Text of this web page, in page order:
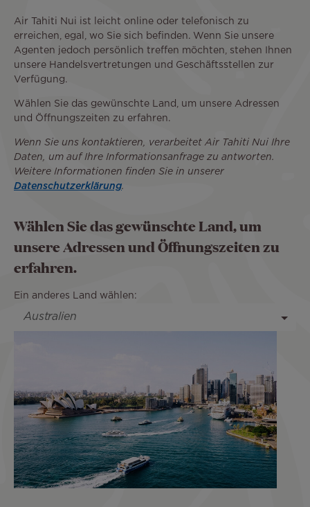
Air Tahiti Nui ist leicht online oder telefonisch zu
erreichen, egal, wo Sie sich befinden. Wenn Sie unsere
Agenten jedoch persönlich treffen möchten, stehen Ihnen
unsere Handelsvertretungen und Geschäftsstellen zur
Verfügung.
Wählen Sie das gewünschte Land, um unsere Adressen
und Öffnungszeiten zu erfahren.
Wenn Sie uns kontaktieren, verarbeitet Air Tahiti Nui Ihre
Daten, um auf Ihre Informationsanfrage zu antworten.
Weitere Informationen finden Sie in unserer
Datenschutzerklärung.
Wählen Sie das gewünschte Land, um
unsere Adressen und Öffnungszeiten zu
erfahren.
Ein anderes Land wählen: